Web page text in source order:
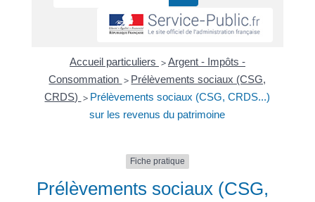
Accueil particuliers > Argent - Impôts -
Consommation > Prélèvements sociaux (CSG,
CRDS) > Prélèvements sociaux (CSG, CRDS...)
sur les revenus du patrimoine
Fiche pratique
Prélèvements sociaux (CSG,